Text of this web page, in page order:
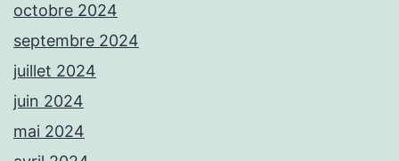
octobre 2024
septembre 2024
juillet 2024
juin 2024
mai 2024